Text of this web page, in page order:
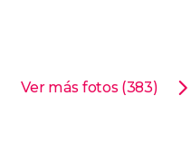
Ver más fotos (383)